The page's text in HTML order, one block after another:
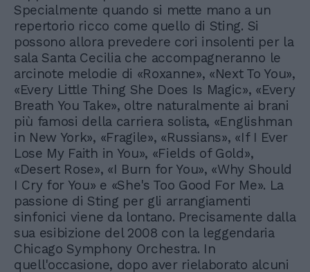
Specialmente quando si mette mano a un
repertorio ricco come quello di Sting. Si
possono allora prevedere cori insolenti per la
sala Santa Cecilia che accompagneranno le
arcinote melodie di «Roxanne», «Next To You»,
«Every Little Thing She Does Is Magic», «Every
Breath You Take», oltre naturalmente ai brani
più famosi della carriera solista, «Englishman
in New York», «Fragile», «Russians», «If I Ever
Lose My Faith in You», «Fields of Gold»,
«Desert Rose», «I Burn for You», «Why Should
I Cry for You» e «She's Too Good For Me». La
passione di Sting per gli arrangiamenti
sinfonici viene da lontano. Precisamente dalla
sua esibizione del 2008 con la leggendaria
Chicago Symphony Orchestra. In
quell'occasione, dopo aver rielaborato alcuni